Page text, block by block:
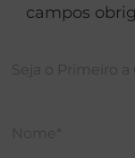
campos